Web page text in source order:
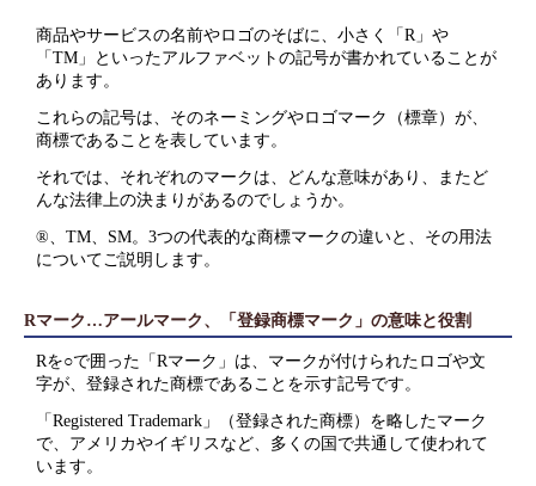
商品やサービスの名前やロゴのそばに、小さく「R」や
「TM」といったアルファベットの記号が書かれていることが
あります。
これらの記号は、そのネーミングやロゴマーク（標章）が、
商標であることを表しています。
それでは、それぞれのマークは、どんな意味があり、またど
んな法律上の決まりがあるのでしょうか。
®、TM、SM。3つの代表的な商標マークの違いと、その用法
についてご説明します。
Rマーク…アールマーク、「登録商標マーク」の意味と役割
Rを○で囲った「Rマーク」は、マークが付けられたロゴや文
字が、登録された商標であることを示す記号です。
「Registered Trademark」（登録された商標）を略したマーク
で、アメリカやイギリスなど、多くの国で共通して使われて
います。